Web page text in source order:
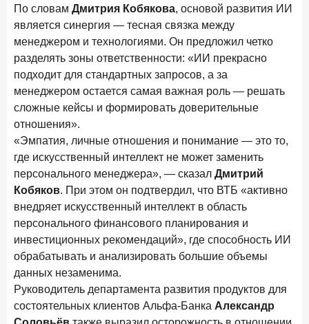
По словам Дмитрия Кобякова, основой развития ИИ
является синергия — тесная связка между
менеджером и технологиями. Он предложил четко
разделять зоны ответственности: «ИИ прекрасно
подходит для стандартных запросов, а за
менеджером остается самая важная роль — решать
сложные кейсы и формировать доверительные
отношения».
«Эмпатия, личные отношения и понимание — это то,
где искусственный интеллект не может заменить
персонального менеджера», — сказал Дмитрий
Кобяков. При этом он подтвердил, что ВТБ «активно
внедряет искусственный интеллект в область
персонального финансового планирования и
инвестиционных рекомендаций», где способность ИИ
обрабатывать и анализировать большие объемы
данных незаменима.
Руководитель департамента развития продуктов для
состоятельных клиентов Альфа-Банка Александр